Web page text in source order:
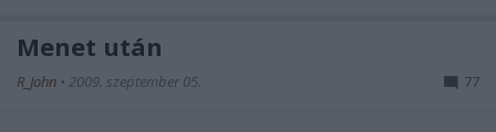
Menet után
R_John • 2009. szeptember 05. 77